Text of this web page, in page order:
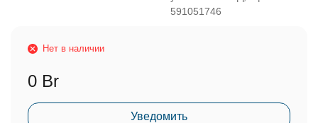
591051746
Нет в наличии
0 Br
Уведомить